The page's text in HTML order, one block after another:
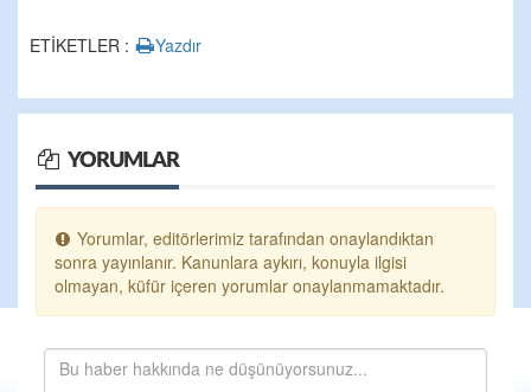
ETİKETLER : Yazdır
YORUMLAR
Yorumlar, editörlerimiz tarafından onaylandıktan
sonra yayınlanır. Kanunlara aykırı, konuyla ilgisi
olmayan, küfür içeren yorumlar onaylanmamaktadır.